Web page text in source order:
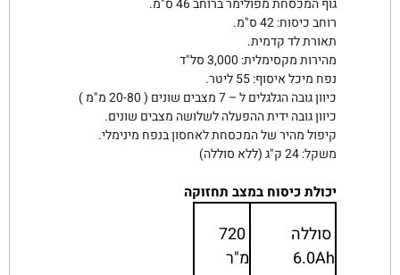
גוף המכסחת מפולימר ברוחב 46 ס"מ.
רוחב כיסוח: 42 ס"מ.
תאורת לד קדמית.
מהירות מקסימלית: 3,000 סל"ד
נפח מיכל איסוף: 55 ליטר.
כיוון גובה הגלגלים ל – 7 מצבים שונים ( 20-80 מ"מ )
כיוון גובה ידית ההפעלה לשלושה מצבים שונים.
קיפול מהיר של המכסחת לאחסון בנפח מינימלי.
משקל: 24 ק"ג (ללא סוללה)
יכולת כיסוח במצב תחזוקה
סוללה
6.0Ah
720
מ"ר